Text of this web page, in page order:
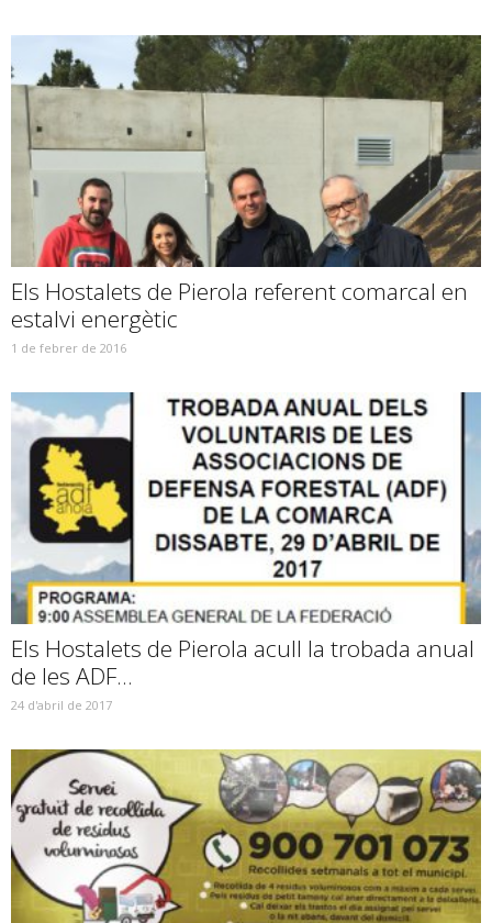
Els Hostalets de Pierola referent comarcal en
estalvi energètic
1 de febrer de 2016
Els Hostalets de Pierola acull la trobada anual
de les ADF...
24 d'abril de 2017